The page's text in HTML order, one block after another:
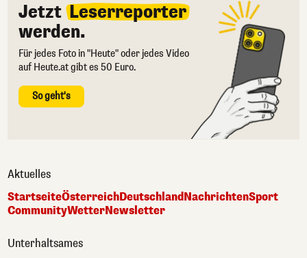
Jetzt Leserreporter
werden.
Für jedes Foto in "Heute" oder jedes Video
auf Heute.at gibt es 50 Euro.
So geht's
Aktuelles
StartseiteÖsterreichDeutschlandNachrichtenSport
CommunityWetterNewsletter
Unterhaltsames